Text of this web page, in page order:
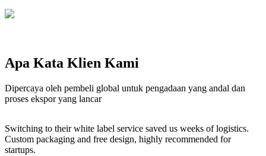
Apa Kata Klien Kami
Dipercaya oleh pembeli global untuk pengadaan yang andal dan
proses ekspor yang lancar
Switching to their white label service saved us weeks of logistics.
Custom packaging and free design, highly recommended for
startups.